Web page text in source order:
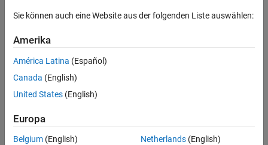
Description
Examples
Input Arguments
Version History
See Also
Description
convergence(
function calculates the convergence over the iterations and
relative residual specified in the
Examples
Sie können auch eine Website aus der folgenden Liste auswählen:
Amerika
América Latina (Español)
Canada (English)
United States (English)
Europa
Belgium (English)
Netherlands(English)